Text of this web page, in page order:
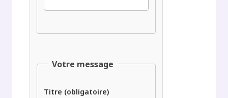
Votre message
Titre (obligatoire)